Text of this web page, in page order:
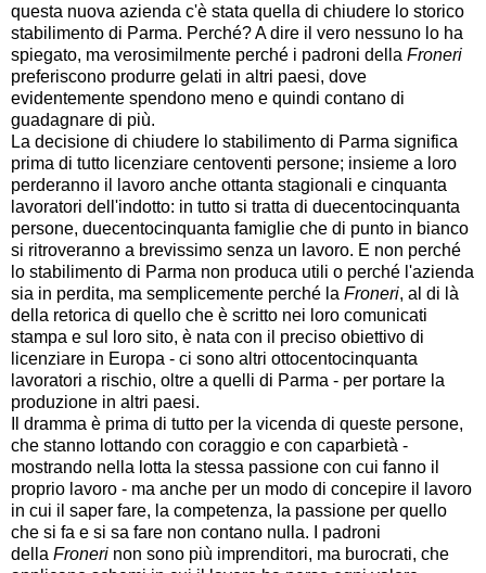
questa nuova azienda c'è stata quella di chiudere lo storico
stabilimento di Parma. Perché? A dire il vero nessuno lo ha
spiegato, ma verosimilmente perché i padroni della Froneri
preferiscono produrre gelati in altri paesi, dove
evidentemente spendono meno e quindi contano di
guadagnare di più.
La decisione di chiudere lo stabilimento di Parma significa
prima di tutto licenziare centoventi persone; insieme a loro
perderanno il lavoro anche ottanta stagionali e cinquanta
lavoratori dell'indotto: in tutto si tratta di duecentocinquanta
persone, duecentocinquanta famiglie che di punto in bianco
si ritroveranno a brevissimo senza un lavoro. E non perché
lo stabilimento di Parma non produca utili o perché l'azienda
sia in perdita, ma semplicemente perché la Froneri, al di là
della retorica di quello che è scritto nei loro comunicati
stampa e sul loro sito, è nata con il preciso obiettivo di
licenziare in Europa - ci sono altri ottocentocinquanta
lavoratori a rischio, oltre a quelli di Parma - per portare la
produzione in altri paesi.
Il dramma è prima di tutto per la vicenda di queste persone,
che stanno lottando con coraggio e con caparbietà -
mostrando nella lotta la stessa passione con cui fanno il
proprio lavoro - ma anche per un modo di concepire il lavoro
in cui il saper fare, la competenza, la passione per quello
che si fa e si sa fare non contano nulla. I padroni
della Froneri non sono più imprenditori, ma burocrati, che